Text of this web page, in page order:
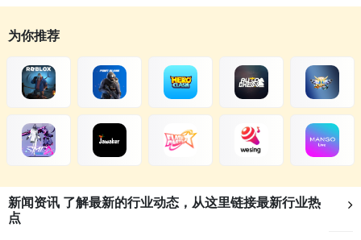
为你推荐
新闻资讯 了解最新的行业动态，从这里链接最新行业热
点